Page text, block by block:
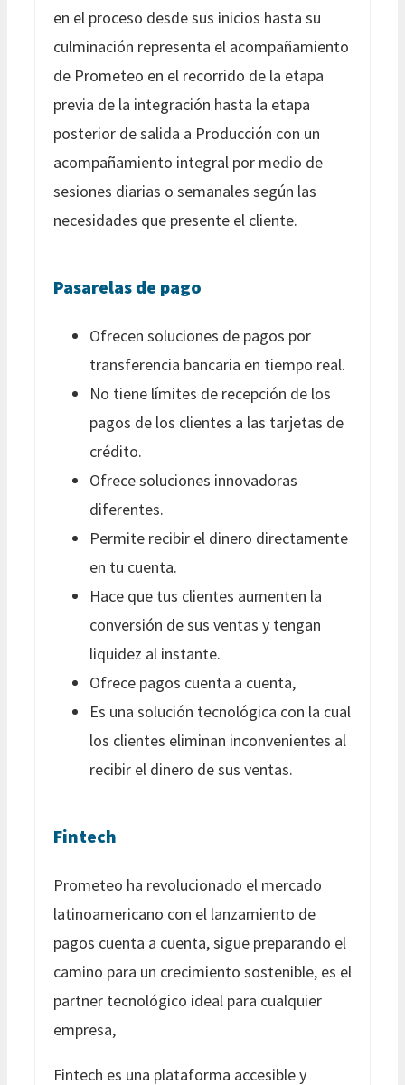
en el proceso desde sus inicios hasta su
culminación representa el acompañamiento
de Prometeo en el recorrido de la etapa
previa de la integración hasta la etapa
posterior de salida a Producción con un
acompañamiento integral por medio de
sesiones diarias o semanales según las
necesidades que presente el cliente.
Pasarelas de pago
Ofrecen soluciones de pagos por
transferencia bancaria en tiempo real.
No tiene límites de recepción de los
pagos de los clientes a las tarjetas de
crédito.
Ofrece soluciones innovadoras
diferentes.
Permite recibir el dinero directamente
en tu cuenta.
Hace que tus clientes aumenten la
conversión de sus ventas y tengan
liquidez al instante.
Ofrece pagos cuenta a cuenta,
Es una solución tecnológica con la cual
los clientes eliminan inconvenientes al
recibir el dinero de sus ventas.
Fintech
Prometeo ha revolucionado el mercado
latinoamericano con el lanzamiento de
pagos cuenta a cuenta, sigue preparando el
camino para un crecimiento sostenible, es el
partner tecnológico ideal para cualquier
empresa,
Fintech es una plataforma accesible y